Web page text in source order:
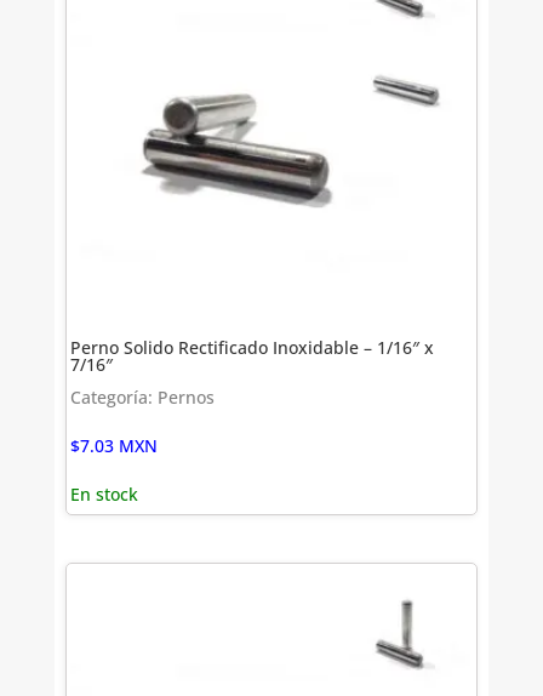
Perno Solido Rectificado Inoxidable – 1/16″ x
7/16″
Categoría: Pernos
$7.03 MXN
En stock